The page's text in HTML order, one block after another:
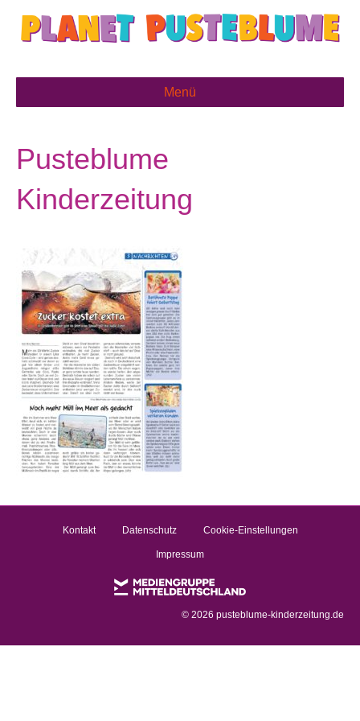
Menü
Pusteblume
Kinderzeitung
Kontakt Datenschutz Cookie-Einstellungen
Impressum
© 2026 pusteblume-kinderzeitung.de